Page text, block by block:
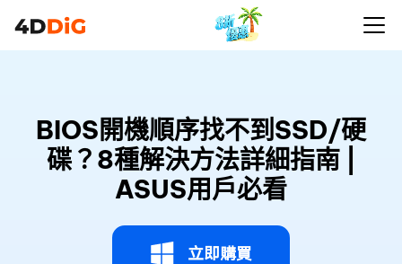
BIOS開機順序找不到SSD/硬
碟？8種解決方法詳細指南 |
ASUS用戶必看
立即購買